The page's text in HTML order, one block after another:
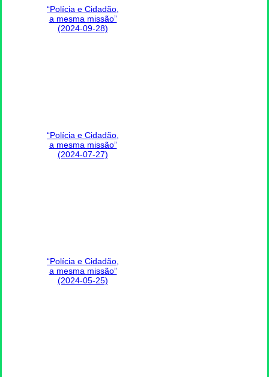
“Polícia e Cidadão,
a mesma missão”
(2024-09-28)
“Polícia e Cidadão,
a mesma missão”
(2024-07-27)
“Polícia e Cidadão,
a mesma missão”
(2024-05-25)